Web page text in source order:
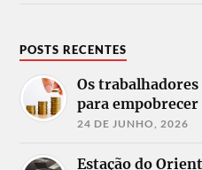
POSTS RECENTES
Os
para empobrecer
24 DE JUNHO, 2026
Estação do